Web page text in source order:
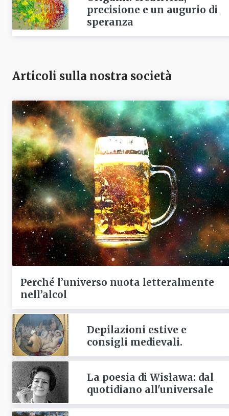
precisione e un augurio di
speranza
Articoli sulla nostra società
Perché l’universo nuota letteralmente
nell’alcol
Depilazioni estive e
consigli medievali.
La poesia di Wisława: dal
quotidiano all'universale